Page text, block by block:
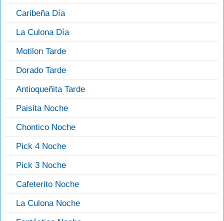
Caribeña Día
La Culona Día
Motilon Tarde
Dorado Tarde
Antioqueñita Tarde
Paisita Noche
Chontico Noche
Pick 4 Noche
Pick 3 Noche
Cafeterito Noche
La Culona Noche